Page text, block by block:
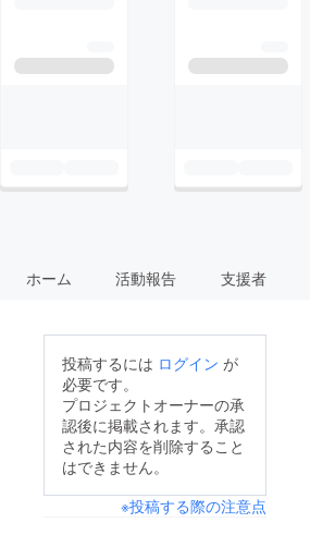
ホーム 活動報告 支援者
投稿するには ログイン が
必要です。
プロジェクトオーナーの承
認後に掲載されます。承認
された内容を削除すること
はできません。
※投稿する際の注意点